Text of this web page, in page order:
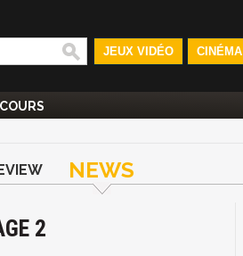
JEUX VIDÉO CINÉMA
NEWS
2